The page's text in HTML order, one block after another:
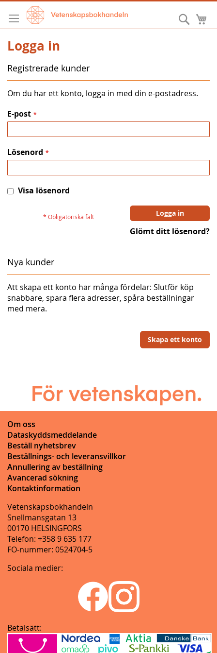
Hoppa
till
innehållet
Sök
Logga in
Registrerade kunder
Om du har ett konto, logga in med din e-postadress.
E-post
Lösenord
Visa lösenord
Logga in
Glömt ditt lösenord?
Nya kunder
Att skapa ett konto har många fördelar: Slutför köp
snabbare, spara flera adresser, spåra beställningar
med mera.
Skapa ett konto
Om oss
Dataskyddsmeddelande
Beställ nyhetsbrev
Beställnings- och leveransvillkor
Annullering av beställning
Avancerad sökning
Kontaktinformation
Vetenskapsbokhandeln
Snellmansgatan 13
00170 HELSINGFORS
Telefon: +358 9 635 177
FO-nummer: 0524704-5
Sociala medier:
Betalsätt: